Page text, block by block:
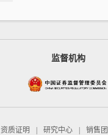
监督机构
资质证明 研究中心
销售